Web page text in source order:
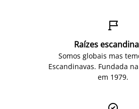

Raízes
Somos globais mas
Escandinavas. Fundada
em 1979.